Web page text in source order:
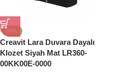
-39%
Creavit Lara Duvara Dayalı
Klozet Siyah Mat LR360-
00KK00E-0000